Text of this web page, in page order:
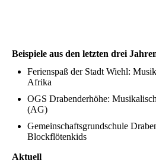
Beispiele aus den letzten drei
Ferienspaß der Stadt Wiehl:
Afrika
OGS Drabenderhöhe:
(AG)
Gemeinschaftsgrundschule
Blockflötenkids
Aktuell